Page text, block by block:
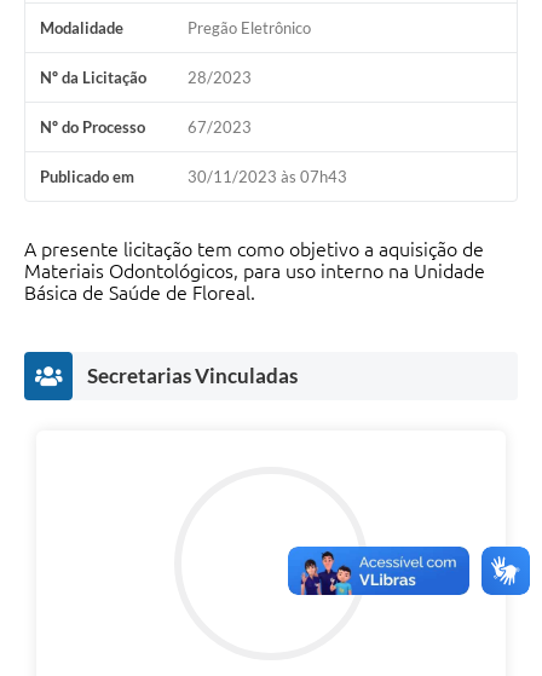
Modalidade Pregão Eletrônico
Nº da Licitação 28/2023
Nº do Processo 67/2023
Publicado em 30/11/2023 às 07h43
A presente licitação tem como objetivo a aquisição de
Materiais Odontológicos, para uso interno na Unidade
Básica de Saúde de Floreal.
Secretarias Vinculadas